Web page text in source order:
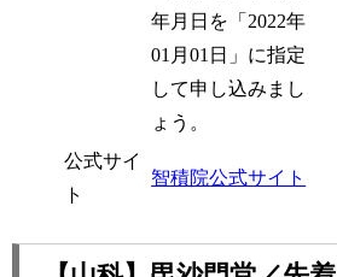
年月日を「2022年
01月01日」に指定
して申し込みまし
ょう。
公式サイ
ト
智積院公式サイト